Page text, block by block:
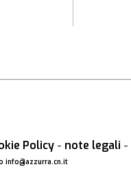
Policy - note legali -
info@azzurra.cn.it